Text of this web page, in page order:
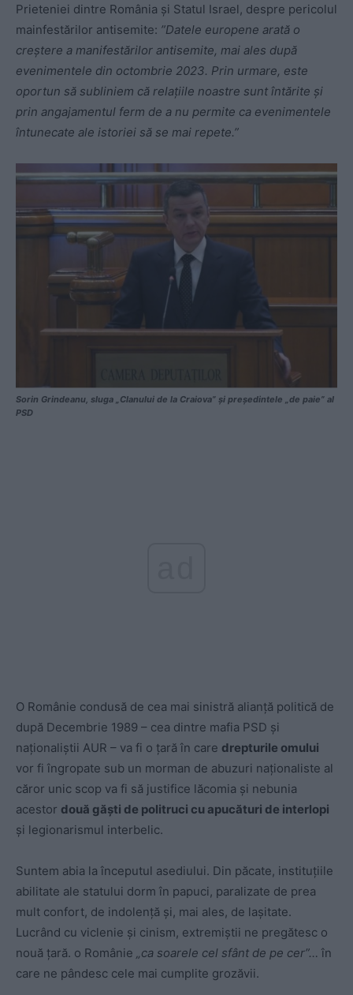
Prieteniei dintre România și Statul Israel, despre pericolul
mainfestărilor antisemite: ”Datele europene arată o
creștere a manifestărilor antisemite, mai ales după
evenimentele din octombrie 2023. Prin urmare, este
oportun să subliniem că relațiile noastre sunt întărite și
prin angajamentul ferm de a nu permite ca evenimentele
întunecate ale istoriei să se mai repete.”
Sorin Grindeanu, sluga „Clanului de la Craiova” și președintele „de paie” al
PSD
O Românie condusă de cea mai sinistră alianță politică de
după Decembrie 1989 – cea dintre mafia PSD și
naționaliștii AUR – va fi o țară în care drepturile omului
vor fi îngropate sub un morman de abuzuri naționaliste al
căror unic scop va fi să justifice lăcomia și nebunia
acestor două găști de politruci cu apucături de interlopi
și legionarismul interbelic.
Suntem abia la începutul asediului. Din păcate, instituțiile
abilitate ale statului dorm în papuci, paralizate de prea
mult confort, de indolență și, mai ales, de lașitate.
Lucrând cu viclenie și cinism, extremiștii ne pregătesc o
nouă țară. o Românie „ca soarele cel sfânt de pe cer”… în
care ne pândesc cele mai cumplite grozăvii.